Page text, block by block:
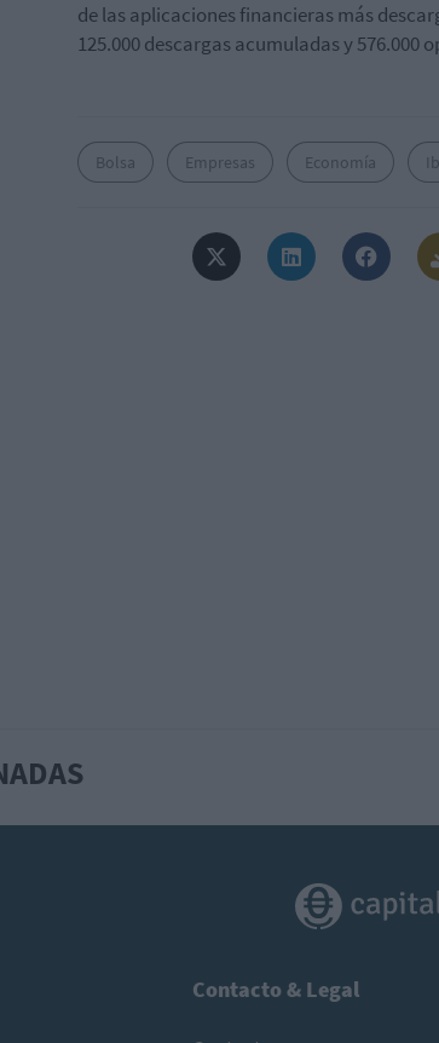
de las aplicaciones financieras más
125.000 descargas acumuladas y 576.000
Bolsa Empresas Economía
Contacto & Legal